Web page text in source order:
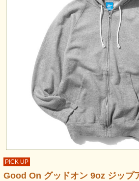
PICK UP
Good On グッドオン 9oz ジップ